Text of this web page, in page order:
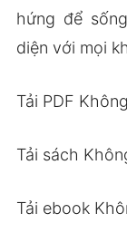
hứng để
diện với mọi
Tải PDF
Tải sách
Tải ebook